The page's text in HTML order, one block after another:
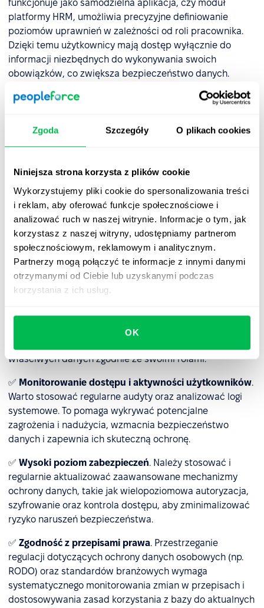
Zgoda Szczegóły O plikach cookies
Niniejsza strona korzysta z plików cookie
Wykorzystujemy pliki cookie do spersonalizowania treści
i reklam, aby oferować funkcje społecznościowe i
analizować ruch w naszej witrynie. Informacje o tym, jak
korzystasz z naszej witryny, udostępniamy partnerom
społecznościowym, reklamowym i analitycznym.
Partnerzy mogą połączyć te informacje z innymi danymi
otrzymanymi od Ciebie lub uzyskanymi podczas
korzystania z ich usług.
OK
funkcjonuje jako samodzielna aplikacja, czy moduł
platformy HRM, umożliwia precyzyjne definiowanie
poziomów uprawnień w zależności od roli pracownika.
Dzięki temu użytkownicy mają dostęp wyłącznie do
informacji niezbędnych do wykonywania swoich
obowiązków, co zwiększa bezpieczeństwo danych.
danych, aby spełniała swoje
funkcje?
Aby baza danych pracowników pozostawała
zarządzanie zasobami ludzkimi, warto stosować
następujące dobre praktyki:
✅ Regularna aktualizacja danych. Informacje o
pracownikach powinny być systematycznie
weryfikowane i uzupełniane, co pozwala unikać błędów i
nieścisłości.
systemu HRM, powinien on umożliwiać elastyczne
nadawanie uprawnień, a administratorzy powinni
właściwych danych zgodnie ze swoimi rolami.
✅ Monitorowanie dostępu i aktywności użytkowników.
Warto stosować regularne audyty oraz analizować logi
systemowe. To pomaga wykrywać potencjalne
zagrożenia i nadużycia, wzmacnia bezpieczeństwo
danych i zapewnia ich skuteczną ochronę.
✅ Wysoki poziom zabezpieczeń. Należy stosować i
regularnie aktualizować zaawansowane mechanizmy
ochrony danych, takie jak wielopoziomowa autoryzacja,
szyfrowanie oraz kontrola dostępu, aby zminimalizować
ryzyko naruszeń bezpieczeństwa.
✅ Zgodność z przepisami prawa. Przestrzeganie
regulacji dotyczących ochrony danych osobowych (np.
RODO) oraz standardów branżowych wymaga
systematycznego monitorowania zmian w przepisach i
dostosowywania zasad korzystania z bazy do aktualnych